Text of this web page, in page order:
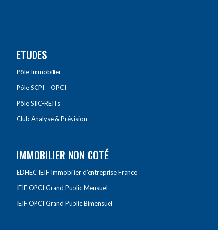
ETUDES
Pôle Immobilier
Pôle SCPI – OPCI
Pôle SIIC-REITs
Club Analyse & Prévision
IMMOBILIER NON COTÉ
EDHEC IEIF Immobilier d’entreprise France
IEIF OPCI Grand Public Mensuel
IEIF OPCI Grand Public Bimensuel